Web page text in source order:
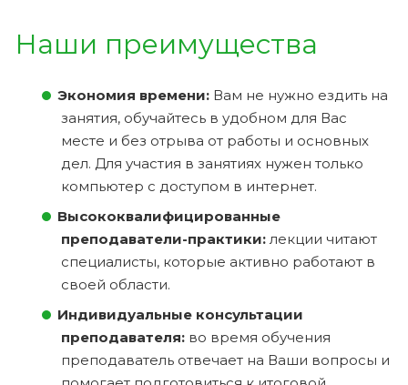
Наши преимущества
Экономия времени: Вам не нужно ездить на
занятия, обучайтесь в удобном для Вас
месте и без отрыва от работы и основных
дел. Для участия в занятиях нужен только
компьютер с доступом в интернет.
Высококвалифицированные
преподаватели-практики: лекции читают
специалисты, которые активно работают в
своей области.
Индивидуальные консультации
преподавателя: во время обучения
преподаватель отвечает на Ваши вопросы и